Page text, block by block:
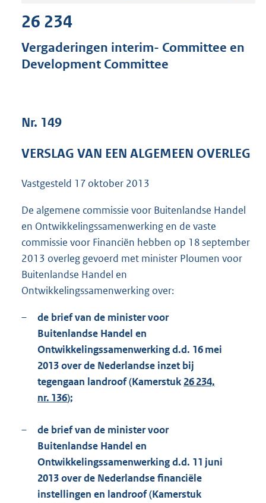
g
:
b
26 234
Vergaderingen interim- Committee en
Development Committee
Nr. 149
VERSLAG VAN EEN ALGEMEEN OVERLEG
Vastgesteld 17 oktober 2013
De algemene commissie voor Buitenlandse Handel
en Ontwikkelingssamenwerking en de vaste
commissie voor Financiën hebben op 18 september
2013 overleg gevoerd met minister Ploumen voor
Buitenlandse Handel en
Ontwikkelingssamenwerking over:
–
de brief van de minister voor
Buitenlandse Handel en
Ontwikkelingssamenwerking d.d. 16 mei
2013 over de Nederlandse inzet bij
tegengaan landroof (Kamerstuk 26 234,
nr. 136);
–
de brief van de minister voor
Buitenlandse Handel en
Ontwikkelingssamenwerking d.d. 11 juni
2013 over de Nederlandse financiële
instellingen en landroof (Kamerstuk